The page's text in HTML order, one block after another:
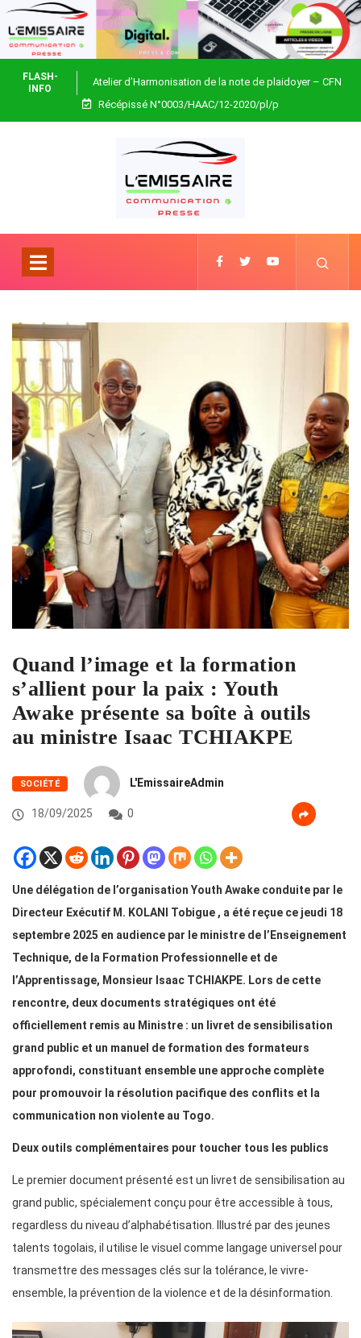
FLASH-
INFO
Atelier d’Harmonisation de la note de plaidoyer – CFN
Togo
Récépissé N°0003/HAAC/12-2020/pl/p
Quand l’image et la formation
s’allient pour la paix : Youth
Awake présente sa boîte à outils
au ministre Isaac TCHIAKPE
SOCIÉTÉ L'EmissaireAdmin
18/09/2025 0
Une délégation de l’organisation Youth Awake conduite par le
Directeur Exécutif M. KOLANI Tobigue , a été reçue ce jeudi 18
septembre 2025 en audience par le ministre de l’Enseignement
Technique, de la Formation Professionnelle et de
l’Apprentissage, Monsieur Isaac TCHIAKPE. Lors de cette
rencontre, deux documents stratégiques ont été
officiellement remis au Ministre : un livret de sensibilisation
grand public et un manuel de formation des formateurs
approfondi, constituant ensemble une approche complète
pour promouvoir la résolution pacifique des conflits et la
communication non violente au Togo.
Deux outils complémentaires pour toucher tous les publics
Le premier document présenté est un livret de sensibilisation au
grand public, spécialement conçu pour être accessible à tous,
regardless du niveau d’alphabétisation. Illustré par des jeunes
talents togolais, il utilise le visuel comme langage universel pour
transmettre des messages clés sur la tolérance, le vivre-
ensemble, la prévention de la violence et de la désinformation.